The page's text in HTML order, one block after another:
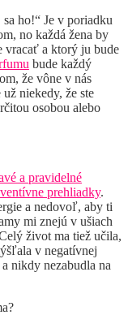
sa ho!“ Je v poriadku
no každá žena by
vracať a ktorý ju bude
bude každý
že vône v nás
niekedy, že ste
osobou alebo
a pravidelné
prehliadky.
a nedovoľ, aby ti
mi znejú v ušiach
život ma tiež učila,
v negatívnej
nikdy nezabudla na